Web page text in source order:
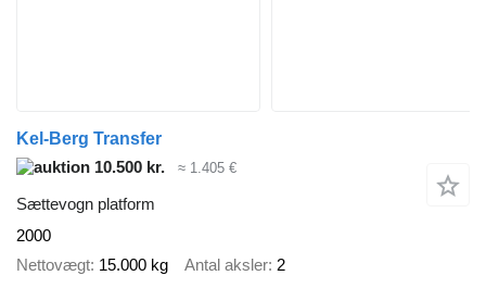
Kel-Berg Transfer
10.500 kr.
≈ 1.405 €
Sættevogn platform
2000
Nettovægt 15.000 kg Antal aksler 2